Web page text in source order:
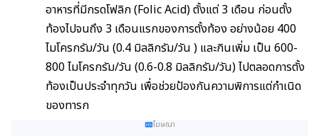
อาหารที่มีกรดโฟลิก (Folic Acid) ตั้งแต่ 3 เดือน ก่อนตั้ง
ท้องไปจนถึง 3 เดือนแรกของการตั้งท้อง อย่างน้อย 400
ไมโครกรัม/วัน (0.4 มิลลิกรัม/วัน ) และกินเพิ่ม เป็น 600-
800 ไมโครกรัม/วัน (0.6-0.8 มิลลิกรัม/วัน) ไปตลอดการตั้ง
ท้องเป็นประจำทุกวัน เพื่อช่วยป้องกันความพิการแต่กำเนิด
ของทารก
โฆษณา